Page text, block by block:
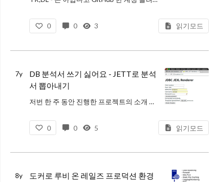
돈 아끼기?
0 0 3 읽기모드
7y
DB 분석서 쓰기 싫어요 - JETT로 분석
서 뽑아내기
저번 한 주 동안 진행한 프로젝트의 소개 포스트임.
README 바로보기
0 0 5 읽기모드
8y
도커로 루비 온 레일즈 프로덕션 환경